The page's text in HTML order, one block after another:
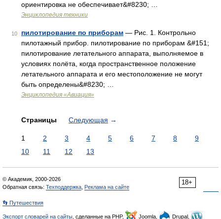
ориентировка не обеспечивает&#8230; …
Энциклопедия техники
10 пилотирование по приборам — Рис. 1. Контрольно
пилотажный прибор. пилотирование по приборам &#151;
пилотирование летательного аппарата, выполняемое в
условиях полёта, когда пространственное положение
летательного аппарата и его местоположение не могут
быть определены&#8230; …
Энциклопедия «Авиация»
Страницы Следующая →
1 2 3 4 5 6 7 8
9
10
11 12 13
18+
© Академик, 2000-2026
Обратная связь: Техподдержка Реклама на сайте
👣 Путешествия
Экспорт словарей на сайты , сделанные на PHP, Joomla, Drupal,